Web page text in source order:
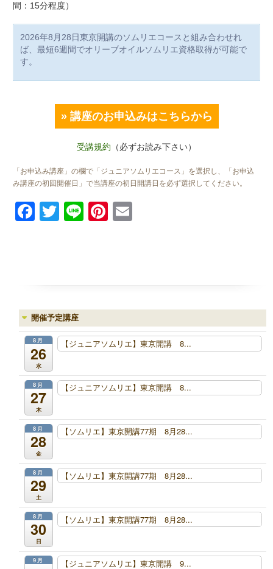
間：15分程度）
2026年8月28日東京開講のソムリエコースと組み合わせれ
ば、最短6週間でオリーブオイルソムリエ資格取得が可能で
す。
» 講座のお申込みはこちらから
受講規約 （必ずお読み下さい）
「お申込み講座」の欄で「ジュニアソムリエコース」を選択し、「お申込
み講座の初回開催日」で当講座の初日開講日を必ず選択してください。
Facebook
Twitter
LinePinterest
開催予定講座
8月
26
水
【ジュニアソムリエ】東京開講 8...
8月
27
木
【ジュニアソムリエ】東京開講 8...
8月
28
金
【ソムリエ】東京開講77期 8月28...
8月
29
土
【ソムリエ】東京開講77期 8月28...
8月
30
日
【ソムリエ】東京開講77期 8月28...
9月 【ジュニアソムリエ】東京開講 9...